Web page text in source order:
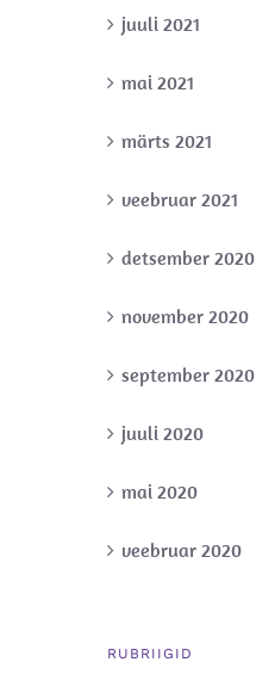
juuli 2021
mai 2021
märts 2021
veebruar 2021
detsember 2020
november 2020
september 2020
juuli 2020
mai 2020
veebruar 2020
RUBRIIGID